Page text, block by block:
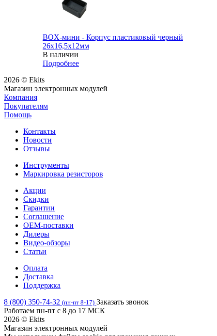
BOX-мини - Корпус пластиковый черный
26х16,5х12мм
В наличии
Подробнее
2026 © Ekits
Магазин электронных модулей
Компания
Покупателям
Помощь
Контакты
Новости
Отзывы
Инструменты
Маркировка резисторов
Акции
Скидки
Гарантии
Соглашение
OEM-поставки
Дилеры
Видео-обзоры
Статьи
Оплата
Доставка
Поддержка
8 (800) 350-74-32 (пн-пт 8-17) Заказать звонок
Работаем пн-пт с 8 до 17 МСК
2026 © Ekits
Магазин электронных модулей